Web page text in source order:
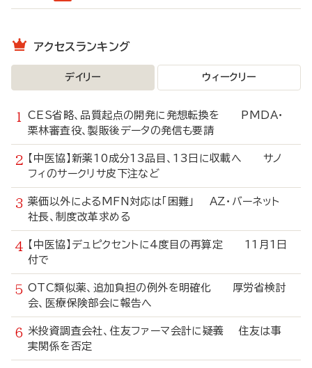
アクセスランキング
デイリー ウィークリー
CES省略、品質起点の開発に発想転換を PMDA・
栗林審査役、製販後データの発信も要請
【中医協】新薬10成分13品目、13日に収載へ サノ
フィのサークリサ皮下注など
薬価以外によるMFN対応は「困難」 AZ・バーネット
社長、制度改革求める
【中医協】デュピクセントに4度目の再算定 11月1日
付で
OTC類似薬、追加負担の例外を明確化 厚労省検討
会、医療保険部会に報告へ
米投資調査会社、住友ファーマ会計に疑義 住友は事
実関係を否定